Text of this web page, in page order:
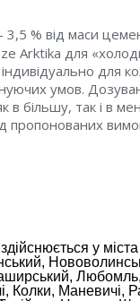
3,5 % від маси
Arktika для
для
умов.
в більшу, так і в
пропонованих
у
Колки, Маневичі,